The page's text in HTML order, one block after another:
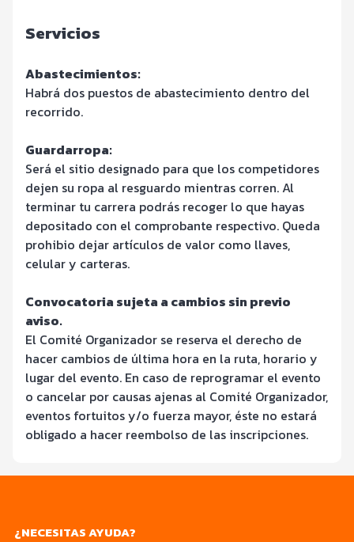
Servicios
Abastecimientos:
Habrá dos puestos de abastecimiento dentro del
recorrido.
Guardarropa:
Será el sitio designado para que los competidores
dejen su ropa al resguardo mientras corren. Al
terminar tu carrera podrás recoger lo que hayas
depositado con el comprobante respectivo. Queda
prohibio dejar artículos de valor como llaves,
celular y carteras.
Convocatoria sujeta a cambios sin previo
aviso.
El Comité Organizador se reserva el derecho de
hacer cambios de última hora en la ruta, horario y
lugar del evento. En caso de reprogramar el evento
o cancelar por causas ajenas al Comité Organizador,
eventos fortuitos y/o fuerza mayor, éste no estará
obligado a hacer reembolso de las inscripciones.
¿NECESITAS AYUDA?